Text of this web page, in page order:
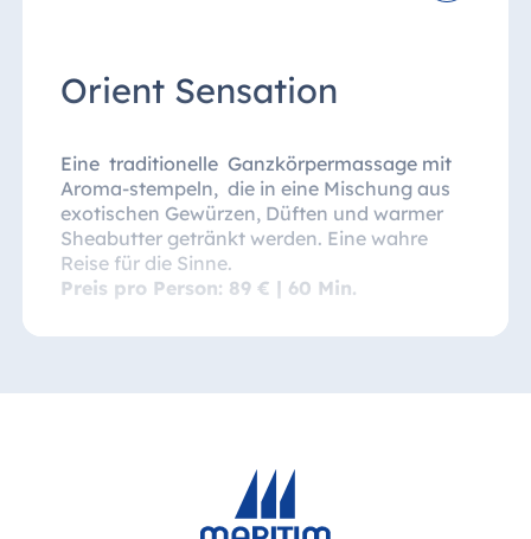
Orient Sensation
Eine traditionelle Ganzkörpermassage mit
Aroma-stempeln, die in eine Mischung aus
exotischen Gewürzen, Düften und warmer
Sheabutter getränkt werden. Eine wahre
Reise für die Sinne.
Preis pro Person: 89 € | 60 Min.
Bambus Massage
in den Zustand der völligen Entspannung
fällt. Kreislauf und Stoffwechsel werden